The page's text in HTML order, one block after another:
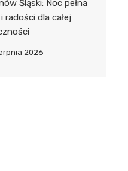
Śląski: Noc pełna
radości dla całej
2026